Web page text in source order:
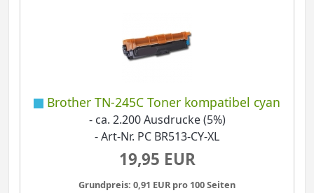
Brother TN-245C Toner kompatibel cyan
- ca. 2.200 Ausdrucke (5%)
- Art-Nr. PC BR513-CY-XL
19,95 EUR
Grundpreis: 0,91 EUR pro 100 Seiten